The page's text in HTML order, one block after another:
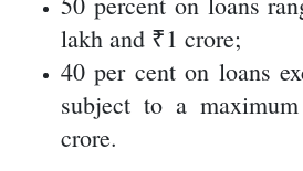
lakh and ₹1 crore;
40 per cent on loans
subject to a
crore.